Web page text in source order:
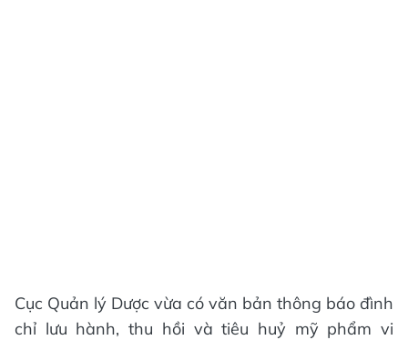
Cục Quản lý Dược vừa có văn bản thông báo đình
chỉ lưu hành, thu hồi và tiêu huỷ mỹ phẩm vi